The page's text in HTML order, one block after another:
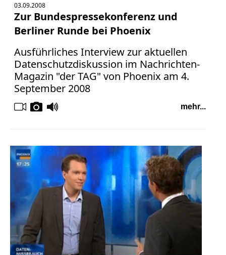
03.09.2008
Zur Bundespressekonferenz und
Berliner Runde bei Phoenix
Ausführliches Interview zur aktuellen
Datenschutzdiskussion im Nachrichten-
Magazin "der TAG" von Phoenix am 4.
September 2008
mehr...